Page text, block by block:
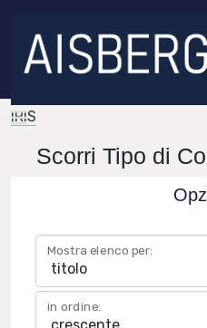
IRIS
Scorri Tipo di
Mostra elenco per:
in ordine: